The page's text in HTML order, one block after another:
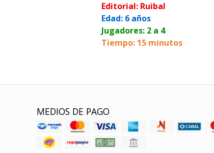
Editorial: Ruibal
Edad: 6 años
Jugadores: 2 a 4
Tiempo: 15 minutos
MEDIOS DE PAGO